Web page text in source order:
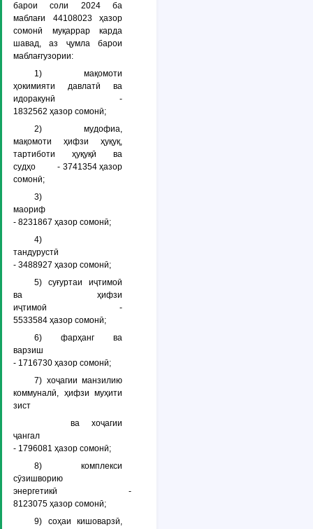
барои соли 2024 ба
маблағи 44108023 ҳазор
сомонӣ муқаррар карда
шавад, аз ҷумла барои
маблағгузории:
1) мақомоти
ҳокимияти давлатӣ ва
идоракунӣ -
1832562 ҳазор сомонӣ;
2) мудофиа,
мақомоти ҳифзи ҳуқуқ,
тартиботи ҳуқуқӣ ва
судҳо - 3741354 ҳазор
сомонӣ;
3)
маориф
- 8231867 ҳазор сомонӣ;
4)
тандурустӣ
- 3488927 ҳазор сомонӣ;
5) суғуртаи иҷтимоӣ
ва ҳифзи
иҷтимоӣ -
5533584 ҳазор сомонӣ;
6) фарҳанг ва
варзиш
- 1716730 ҳазор сомонӣ;
7) хоҷагии манзилию
коммуналӣ, ҳифзи муҳити
зист
ва хоҷагии
ҷангал
- 1796081 ҳазор сомонӣ;
8) комплекси
сӯзишворию
энергетикӣ -
8123075 ҳазор сомонӣ;
9) соҳаи кишоварзӣ,